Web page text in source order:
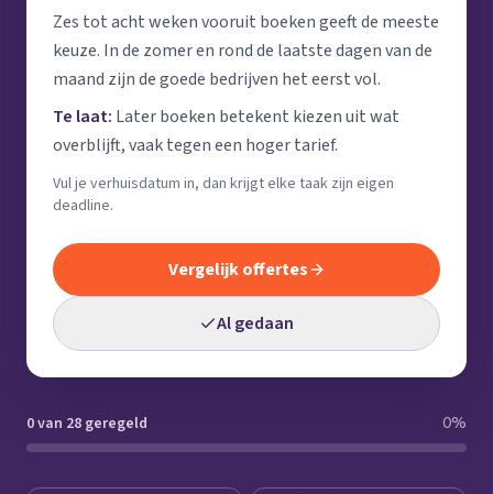
Zes tot acht weken vooruit boeken geeft de meeste
keuze. In de zomer en rond de laatste dagen van de
maand zijn de goede bedrijven het eerst vol.
Te laat: Later boeken betekent kiezen uit wat
overblijft, vaak tegen een hoger tarief.
Vul je verhuisdatum in, dan krijgt elke taak zijn eigen
deadline.
Vergelijk offertes
Al gedaan
0 van 28 geregeld 0%